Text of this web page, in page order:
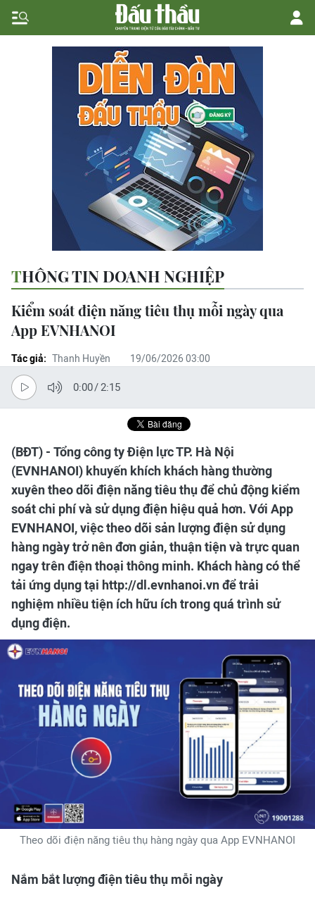
THÔNG TIN DOANH NGHIỆP
Kiểm soát điện năng tiêu thụ mỗi ngày qua
App EVNHANOI
Tác giả: Thanh Huyền 19/06/2026 03:00
0:00/2:15
(BĐT) - Tổng công ty Điện lực TP. Hà Nội
(EVNHANOI) khuyến khích khách hàng thường
xuyên theo dõi điện năng tiêu thụ để chủ động kiểm
soát chi phí và sử dụng điện hiệu quả hơn. Với App
EVNHANOI, việc theo dõi sản lượng điện sử dụng
hàng ngày trở nên đơn giản, thuận tiện và trực quan
ngay trên điện thoại thông minh. Khách hàng có thể
tải ứng dụng tại http://dl.evnhanoi.vn để trải
nghiệm nhiều tiện ích hữu ích trong quá trình sử
dụng điện.
Theo dõi điện năng tiêu thụ hàng ngày qua App EVNHANOI
Nắm bắt lượng điện tiêu thụ mỗi ngày